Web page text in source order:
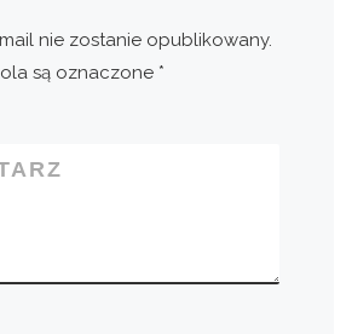
nie zostanie opublikowany.
są oznaczone *